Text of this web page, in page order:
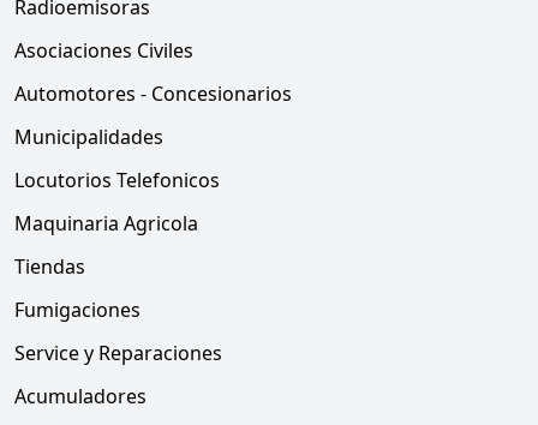
Radioemisoras
Asociaciones Civiles
Automotores - Concesionarios
Municipalidades
Locutorios Telefonicos
Maquinaria Agricola
Tiendas
Fumigaciones
Service y Reparaciones
Acumuladores